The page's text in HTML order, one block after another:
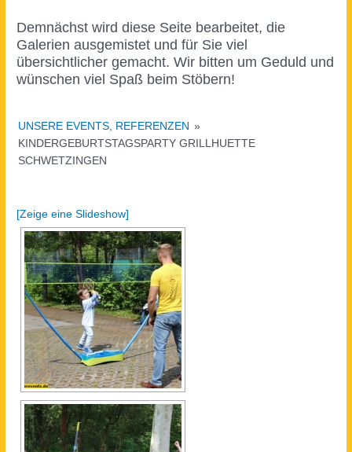
Demnächst wird diese Seite bearbeitet, die
Galerien ausgemistet und für Sie viel
übersichtlicher gemacht. Wir bitten um Geduld und
wünschen viel Spaß beim Stöbern!
UNSERE EVENTS, REFERENZEN »
KINDERGEBURTSTAGSPARTY GRILLHUETTE
SCHWETZINGEN
[Zeige eine Slideshow]